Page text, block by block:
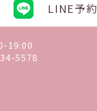
LINE予約
19:00
5578